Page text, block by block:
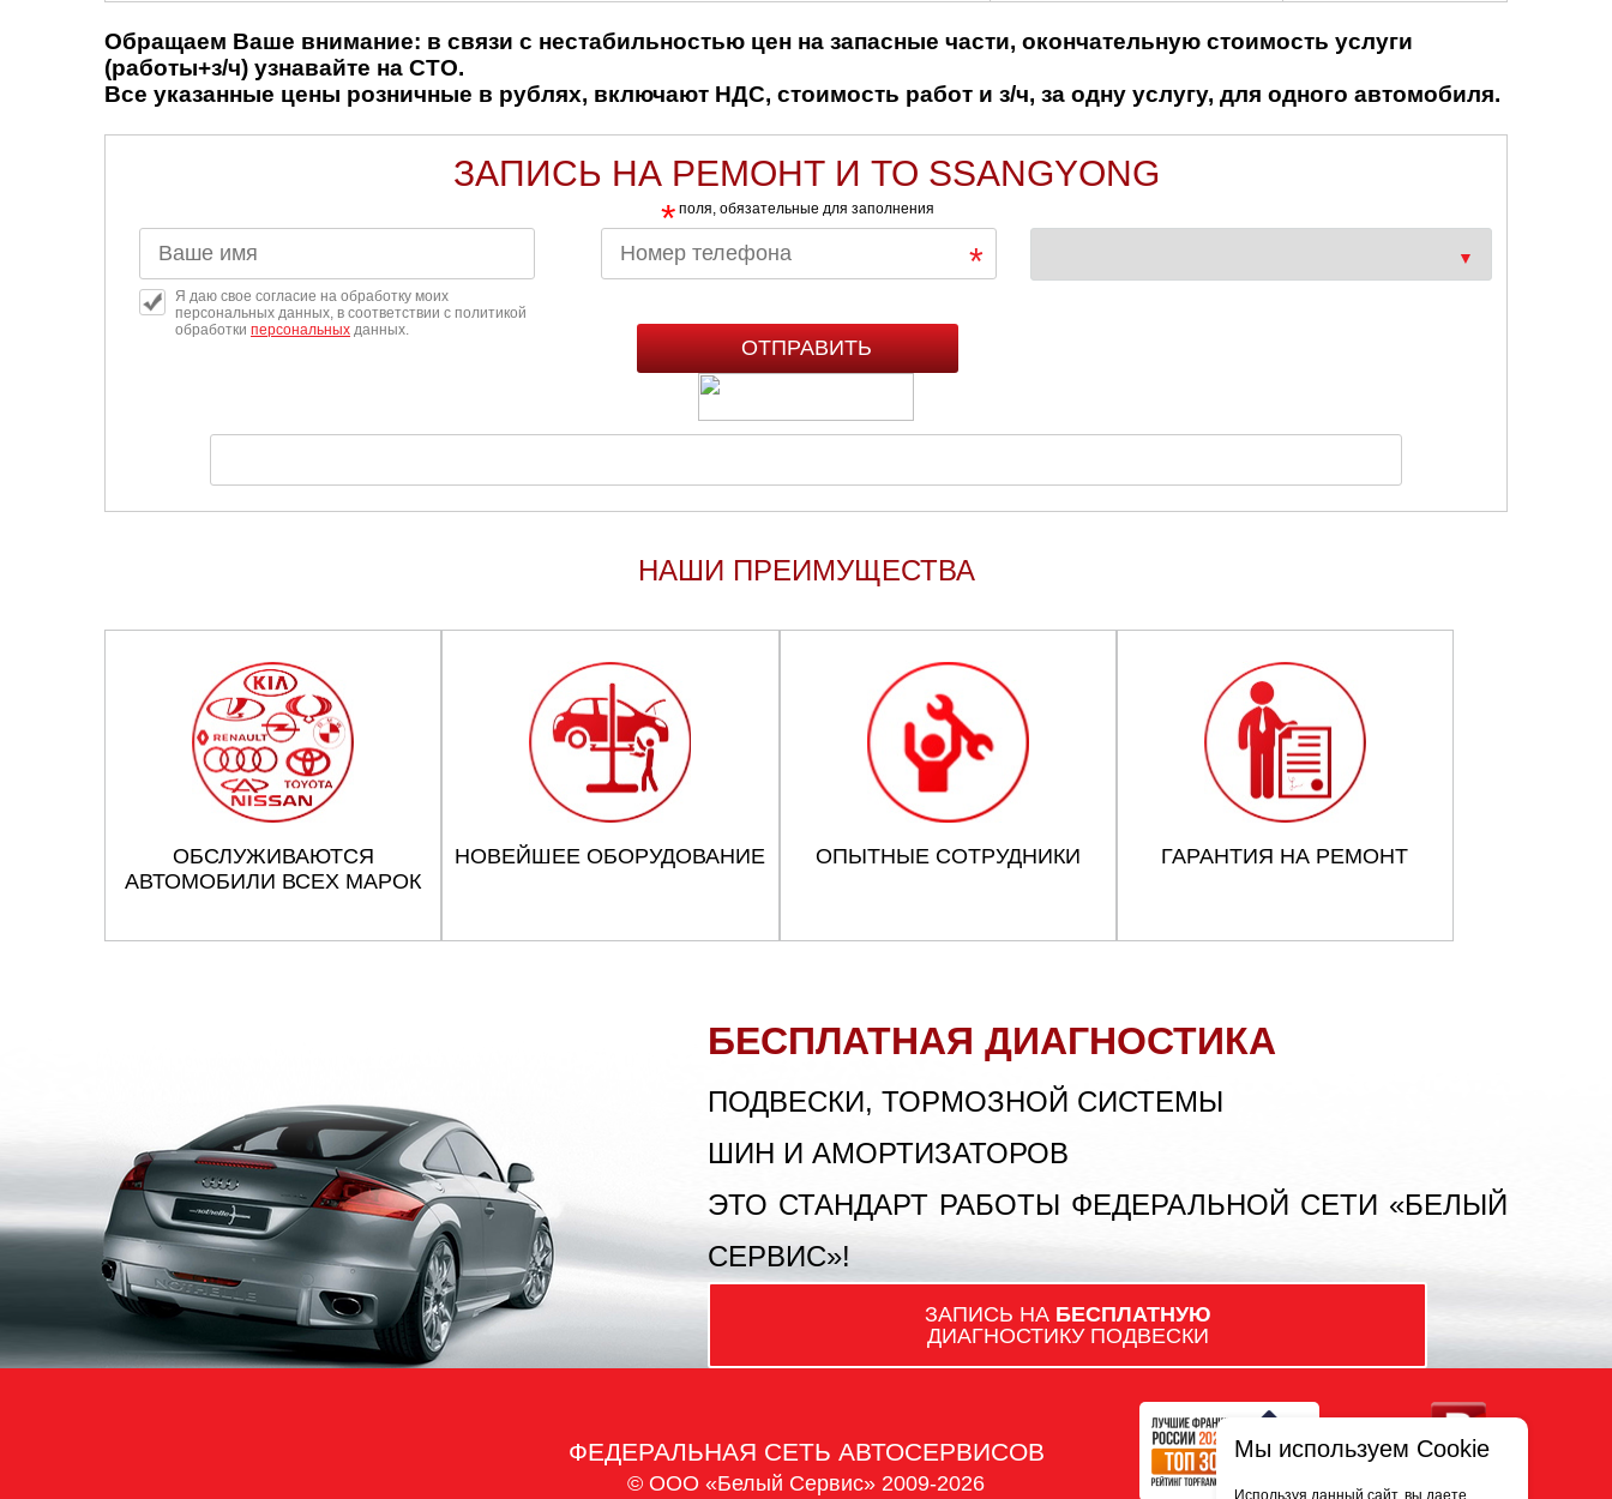
Обращаем Ваше внимание: в связи с нестабильностью цен на запасные части, окончательную стоимость услуги
(работы+з/ч) узнавайте на СТО.
Все указанные цены розничные в рублях, включают НДС, стоимость работ и з/ч, за одну услугу, для одного автомобиля.
ЗАПИСЬ НА РЕМОНТ И ТО SSANGYONG
* поля, обязательные для заполнения
Я даю свое согласие на обработку моих
персональных данных, в соответствии с политикой
обработки персональных данных.
НАШИ ПРЕИМУЩЕСТВА
ОБСЛУЖИВАЮТСЯ
АВТОМОБИЛИ ВСЕХ МАРОК
НОВЕЙШЕЕ ОБОРУДОВАНИЕ ОПЫТНЫЕ СОТРУДНИКИ ГАРАНТИЯ НА РЕМОНТ
БЕСПЛАТНАЯ ДИАГНОСТИКА
ПОДВЕСКИ, ТОРМОЗНОЙ СИСТЕМЫ
ШИН И АМОРТИЗАТОРОВ
ЭТО СТАНДАРТ РАБОТЫ ФЕДЕРАЛЬНОЙ СЕТИ «БЕЛЫЙ
СЕРВИС»!
ЗАПИСЬ НА БЕСПЛАТНУЮ
ДИАГНОСТИКУ ПОДВЕСКИ
ФЕДЕРАЛЬНАЯ СЕТЬ АВТОСЕРВИСОВ
© ООО «Белый Сервис» 2009-2026
Мы используем Cookie
Используя данный сайт, вы даете